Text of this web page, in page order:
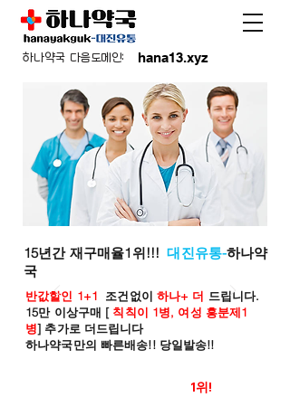
hana13.xyz
하나약국 다음도메인:
15년간 재구매율1위!!!대진유통-하나약
국
반값할인 1+1 조건없이 하나+ 더 드립니다.
15만 이상구매 [ 칙칙이 1병, 여성 흥분제1
병] 추가로 더드립니다
하나약국만의 빠른배송!! 당일발송!!
1위!